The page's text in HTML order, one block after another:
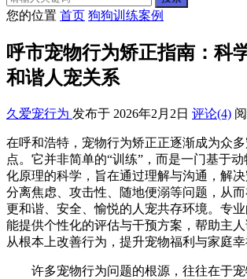
您的位置 首页 狗狗训练案例
呼市宠物行为矫正指南：科
和谐人宠关系
久爱宠行为 发布于 2026年2月2日 评论(4)
在呼和浩特，宠物行为矫正正逐渐成为众
点。它并非简单的“训练”，而是一门基于
化原理的科学，旨在通过理解与沟通，解决
分离焦虑、攻击性、随地便溺等问题，从
更和谐、安全、愉悦的人宠共存环境。专
能提供个性化的评估与干预方案，帮助主人
从根本上改善行为，提升宠物福利与家庭幸
许多宠物行为问题的根源，往往在于宠